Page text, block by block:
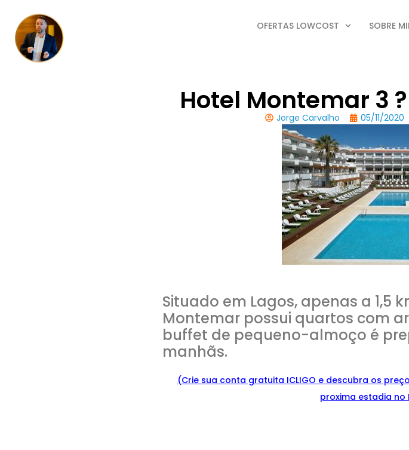
OFERTAS LOWCOST SOBRE
Hotel Montemar 3
Jorge Carvalho 05/11/2020
Situado em Lagos, apenas a 1,5
Montemar possui quartos com
buffet de pequeno-almoço é
manhãs.
(Crie sua conta gratuita ICLIGO edescubra os
proxima estadia no